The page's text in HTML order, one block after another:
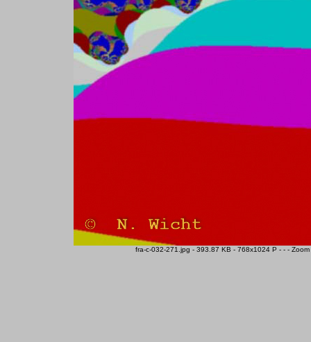
fra-c-032-271.jpg - 393.87 KB - 768x1024 P - - -